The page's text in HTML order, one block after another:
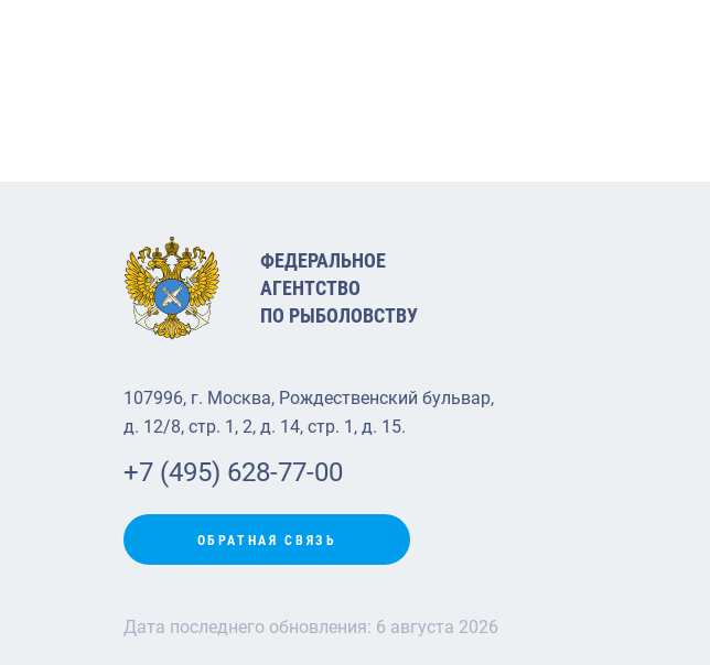
ФЕДЕРАЛЬНОЕ
АГЕНТСТВО
ПО РЫБОЛОВСТВУ
107996, г. Москва, Рождественский бульвар,
д. 12/8, стр. 1, 2, д. 14, стр. 1, д. 15.
+7 (495) 628-77-00
ОБРАТНАЯ СВЯЗЬ
Дата последнего обновления: 6 августа 2026